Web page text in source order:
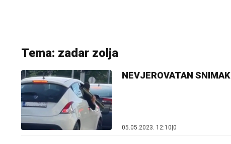
Tema: zadar zolja
NEVJEROVATAN
05.05.2023. 12:10 0